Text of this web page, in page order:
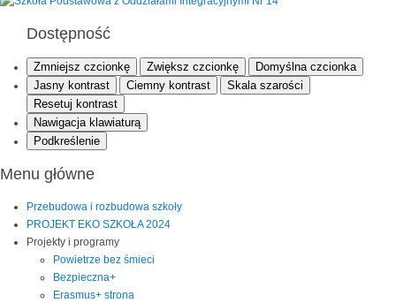
Dostępność
Zmniejsz czcionkę Zwiększ czcionkę
Domyślna czcionka
Jasny kontrast
Ciemny kontrast
Skala szarości
Resetuj kontrast
Nawigacja klawiaturą
Podkreślenie
Menu główne
Przebudowa i rozbudowa szkoły
PROJEKT EKO SZKOŁA 2024
Projekty i programy
Powietrze bez śmieci
Bezpieczna+
Erasmus+ strona